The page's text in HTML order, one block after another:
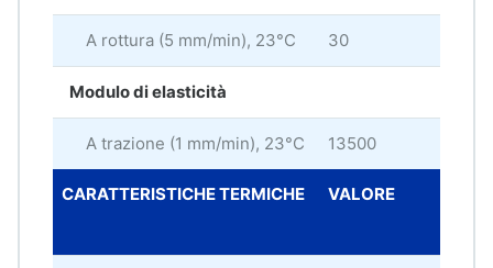
A rottura (5 mm/min), 23°C 30
Modulo di elasticità
A trazione (1 mm/min), 23°C 13500
CARATTERISTICHE TERMICHE VALORE